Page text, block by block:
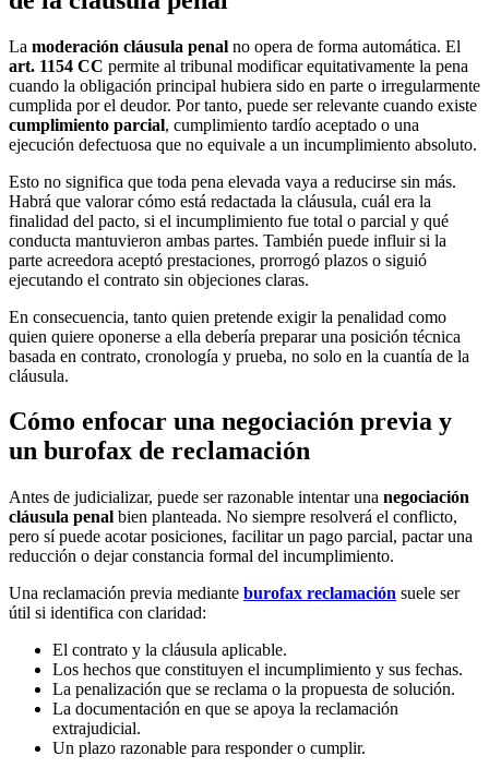
La moderación cláusula penal no opera de forma automática. El
art. 1154 CC permite al tribunal modificar equitativamente la pena
cuando la obligación principal hubiera sido en parte o irregularmente
cumplida por el deudor. Por tanto, puede ser relevante cuando existe
cumplimiento parcial, cumplimiento tardío aceptado o una
ejecución defectuosa que no equivale a un incumplimiento absoluto.
Esto no significa que toda pena elevada vaya a reducirse sin más.
Habrá que valorar cómo está redactada la cláusula, cuál era la
finalidad del pacto, si el incumplimiento fue total o parcial y qué
conducta mantuvieron ambas partes. También puede influir si la
parte acreedora aceptó prestaciones, prorrogó plazos o siguió
ejecutando el contrato sin objeciones claras.
En consecuencia, tanto quien pretende exigir la penalidad como
quien quiere oponerse a ella debería preparar una posición técnica
basada en contrato, cronología y prueba, no solo en la cuantía de la
cláusula.
Cómo enfocar una negociación previa y
un burofax de reclamación
Antes de judicializar, puede ser razonable intentar una negociación
cláusula penal bien planteada. No siempre resolverá el conflicto,
pero sí puede acotar posiciones, facilitar un pago parcial, pactar una
reducción o dejar constancia formal del incumplimiento.
Una reclamación previa mediante burofax reclamación suele ser
útil si identifica con claridad:
El contrato y la cláusula aplicable.
Los hechos que constituyen el incumplimiento y sus fechas.
La penalización que se reclama o la propuesta de solución.
La documentación en que se apoya la reclamación
extrajudicial.
Un plazo razonable para responder o cumplir.